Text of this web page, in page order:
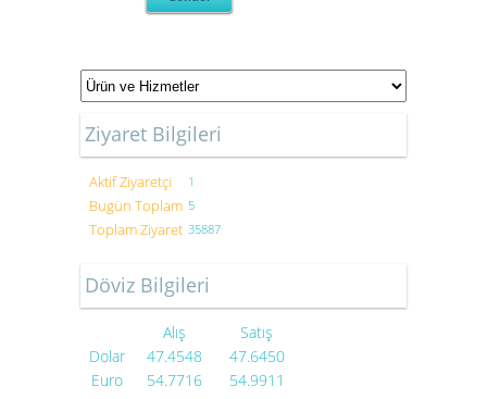
Ziyaret Bilgileri
Aktif Ziyaretçi 1
Bugün Toplam 5
Toplam Ziyaret 35887
Döviz Bilgileri
Alış
Satış
Dolar
47.4548
47.6450
Euro
54.7716 54.9911